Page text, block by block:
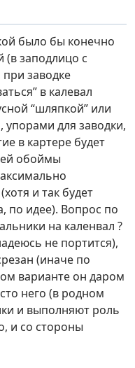
было бы конечно
(в заподлицо с
заводке
в калевал
“шляпкой” или
упорами для заводки,
в картере будет
обоймы
и так будет
по идее). Вопрос по
на каленвал ?
не портится),
(иначе по
варианте он даром
него (в родном
и выполняют роль
и со стороны